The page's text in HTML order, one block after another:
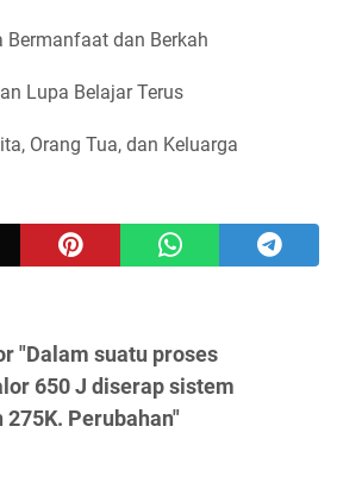
Bermanfaat dan Berkah
Lupa Belajar Terus
Orang Tua, dan Keluarga
"Dalam suatu proses
650 J diserap sistem
Perubahan"